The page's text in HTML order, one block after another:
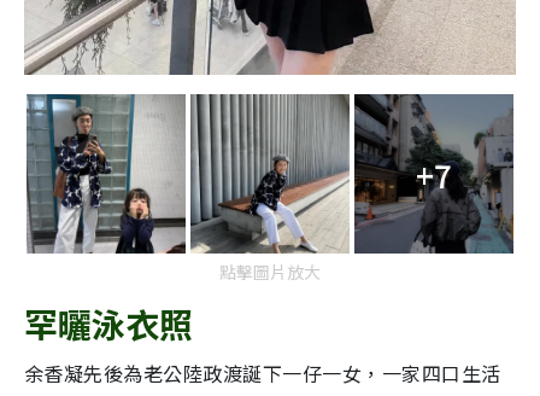
+7
點擊圖片放大
罕曬泳衣照
余香凝先後為老公陸政渡誕下一仔一女，一家四口生活